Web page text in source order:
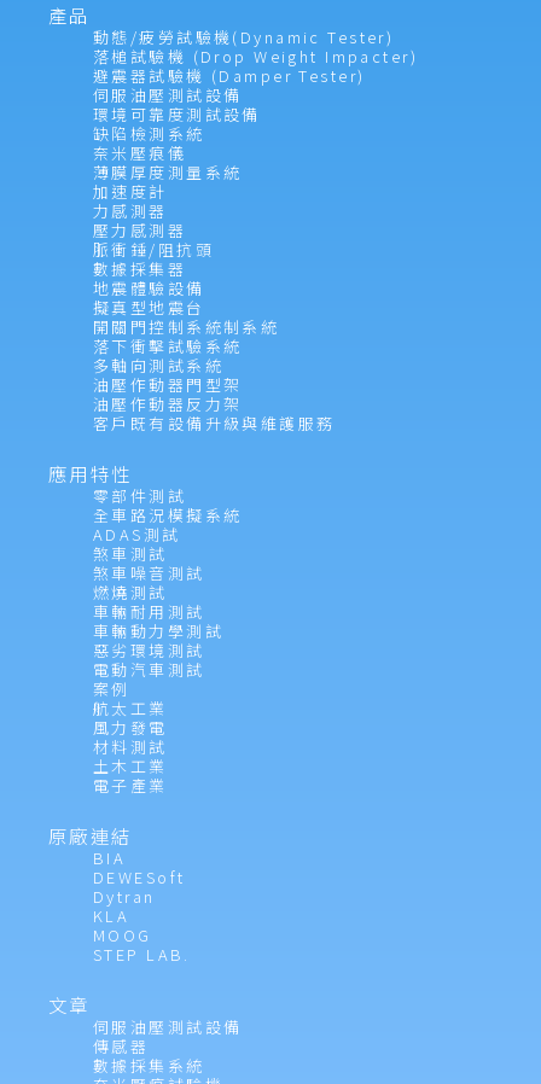
產品
動態/疲勞試驗機(Dynamic Tester)
落槌試驗機 (Drop Weight Impacter)
避震器試驗機 (Damper Tester)
伺服油壓測試設備
環境可靠度測試設備
缺陷檢測系統
奈米壓痕儀
薄膜厚度測量系統
加速度計
力感測器
壓力感測器
脈衝錘/阻抗頭
數據採集器
地震體驗設備
擬真型地震台
開關門控制系統制系統
落下衝擊試驗系統
多軸向測試系統
油壓作動器門型架
油壓作動器反力架
客戶既有設備升級與維護服務
應用特性
零部件測試
全車路況模擬系統
ADAS測試
煞車測試
煞車噪音測試
燃燒測試
車輛耐用測試
車輛動力學測試
惡劣環境測試
電動汽車測試
案例
航太工業
風力發電
材料測試
土木工業
電子產業
原廠連結
BIA
DEWESoft
Dytran
KLA
MOOG
STEP LAB.
文章
伺服油壓測試設備
傳感器
數據採集系統